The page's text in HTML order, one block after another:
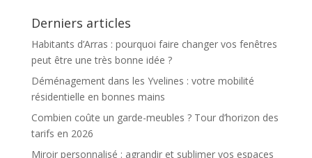
Derniers articles
Habitants d’Arras : pourquoi faire changer vos fenêtres
peut être une très bonne idée ?
Déménagement dans les Yvelines : votre mobilité
résidentielle en bonnes mains
Combien coûte un garde-meubles ? Tour d’horizon des
tarifs en 2026
Miroir personnalisé : agrandir et sublimer vos espaces